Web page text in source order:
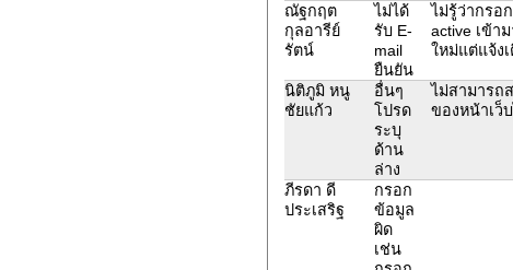
ณัฐกฤต
กุลอารีย์
รัตน์
ไม่ได้
รับ E-
mail
ยืนยัน
ไม่รู้ว่ากรอ
active เข้า
ใหม่แต่แจ้ง
นิติภูมิ หนู
ชัยแก้ว
อื่นๆ
โปรด
ระบุ
ด้าน
ล่าง
ไม่สามารถ
ของหน้าเว็
ภีรดา ดี
ประเสริฐ
กรอก
ข้อมูล
ผิด
เช่น